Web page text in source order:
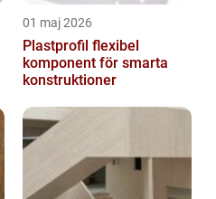
01 maj 2026
Plastprofil flexibel
komponent för smarta
konstruktioner